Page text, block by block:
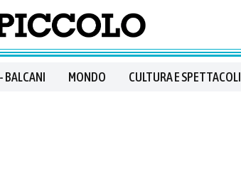
BALCANI MONDO CULTURA E SPETTACOLI